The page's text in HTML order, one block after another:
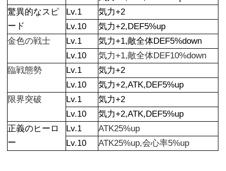
驚異的なスピ
ード
Lv.1
気力+2
Lv.10
気力+2,DEF5%up
金色の戦士
Lv.1
気力+1,敵全体DEF5%down
Lv.10
気力+1,敵全体DEF10%down
臨戦態勢
Lv.1
気力+2
Lv.10
気力+2,ATK,DEF5%up
限界突破
Lv.1
気力+2
Lv.10
気力+2,ATK,DEF5%up
正義のヒーロ
ー
Lv.1
ATK25%up
Lv.10
ATK25%up,会心率5%up